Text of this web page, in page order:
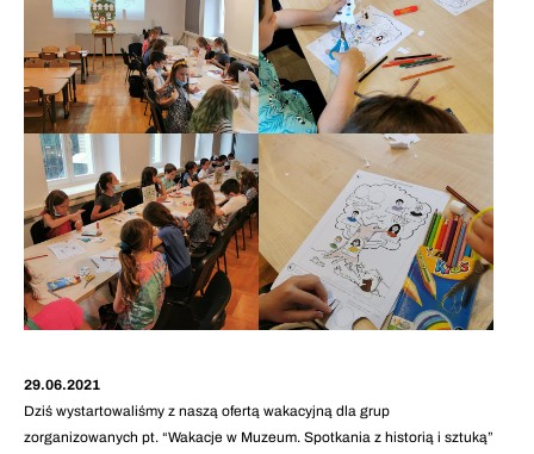
29.06.2021
Dziś wystartowaliśmy z naszą ofertą wakacyjną dla grup
zorganizowanych pt. “Wakacje w Muzeum. Spotkania z historią i sztuką”